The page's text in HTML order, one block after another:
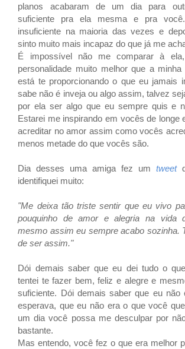
planos acabaram de um dia para
suficiente pra ela mesma e pra
insuficiente na maioria das vezes e
sinto muito mais incapaz do que já me
É impossível não me comparar à
personalidade muito melhor que a
está te proporcionando o que eu jamais
sabe não é inveja ou algo assim, talvez
por ela ser algo que eu sempre quis e
Estarei me inspirando em vocês de longe
acreditar no amor assim como vocês
menos metade do que vocês são.
Dia desses uma amiga fez umtweet
identifiquei muito:
"Me deixa tão triste sentir que eu vivo
pouquinho de amor e alegria na vida
mesmo assim eu sempre acabo sozinha.
de ser assim."
Dói demais saber que eu dei tudo o
tentei te fazer bem, feliz e alegre e
suficiente. Dói demais saber que eu não
esperava, que eu não era o que você
um dia você possa me desculpar por
bastante.
Mas entendo, você fez o que era melhor